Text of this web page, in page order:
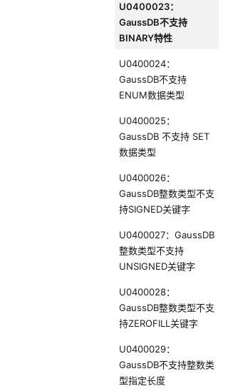
U0400023：
GaussDB不支持
BINARY特性
U0400024：
GaussDB不支持
ENUM数据类型
U0400025：
GaussDB 不支持 SET
数据类型
U0400026：
GaussDB整数类型不支
持SIGNED关键字
U0400027：GaussDB
整数类型不支持
UNSIGNED关键字
U0400028：
GaussDB整数类型不支
持ZEROFILL关键字
U0400029：
GaussDB不支持整数类
型指定长度